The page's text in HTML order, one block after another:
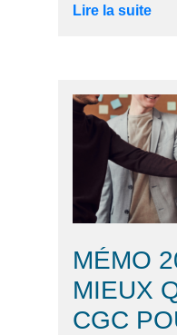
Lire la suite
MÉMO
MIEUX
CGC